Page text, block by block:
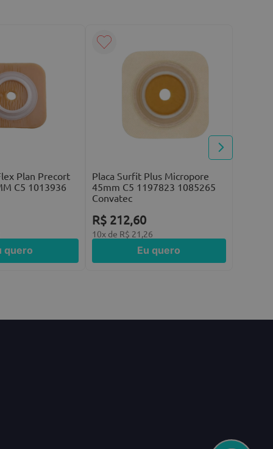
Plan Precort
C5 1013936
quero
Placa Surfit Plus Micropore
45mm C5 1197823 1085265
Convatec
R$ 212 ,60
21,26
Eu quero